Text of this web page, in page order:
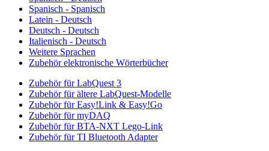
Spanisch - Spanisch
Latein - Deutsch
Deutsch - Deutsch
Italienisch - Deutsch
Weitere Sprachen
Zubehör elektronische Wörterbücher
Zubehör für LabQuest 3
Zubehör für ältere LabQuest-Modelle
Zubehör für Easy!Link & Easy!Go
Zubehör für myDAQ
Zubehör für BTA-NXT Lego-Link
Zubehör für TI Bluetooth Adapter